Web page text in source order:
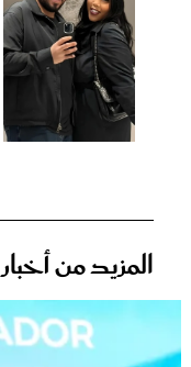
المزيد من أخبار